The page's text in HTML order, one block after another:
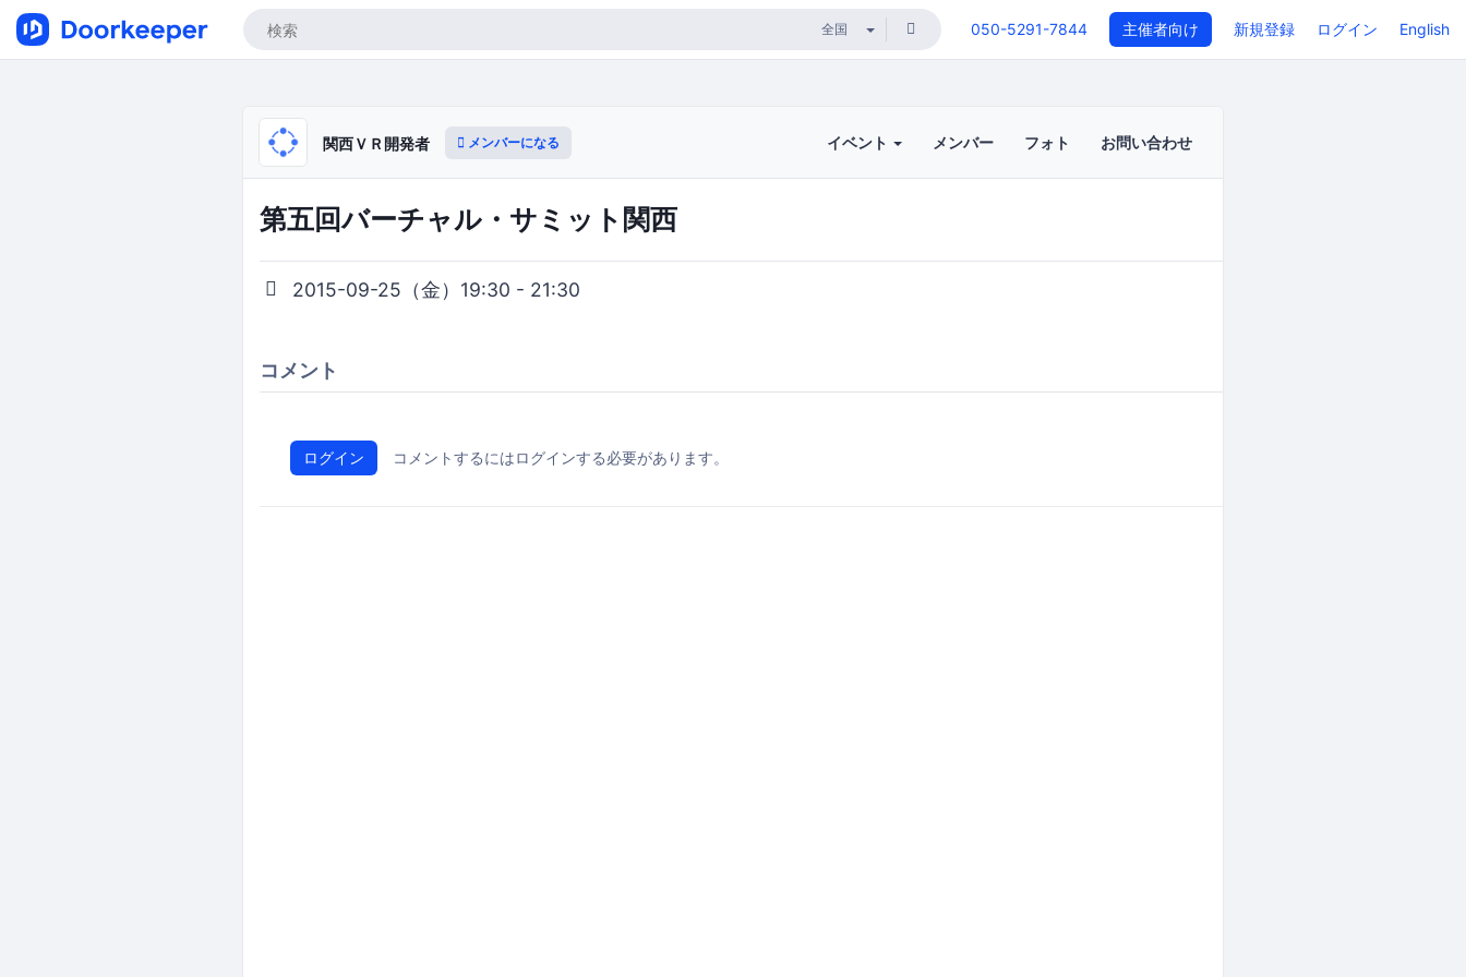
050-5291-7844 主催者向け 新規登録 ログイン English
関西ＶＲ開発者 メンバーになる イベント メンバー フォト お問い合わせ
第五回バーチャル・サミット関西
2015-09-25（金）19:30 - 21:30
コメント
ログイン コメントするにはログインする必要があります。